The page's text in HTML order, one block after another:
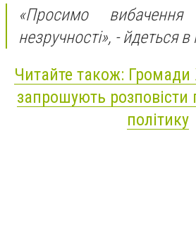
«Просимо
незручності», - йдеться
Читайте також:
запрошують розповісти
політику